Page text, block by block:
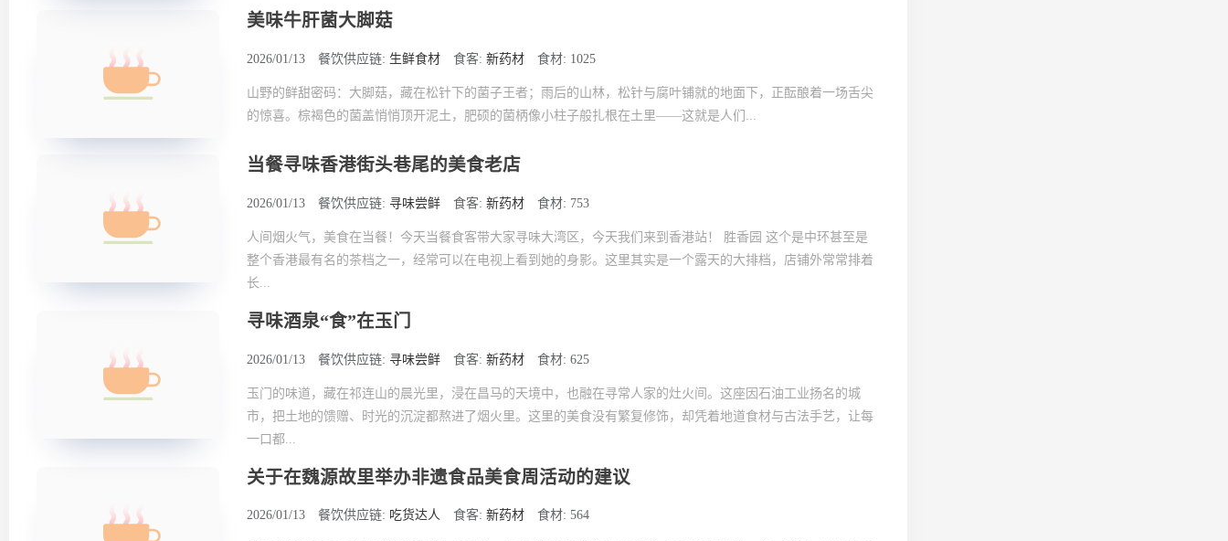
美味牛肝菌大脚菇
2026/01/13 餐饮供应链: 生鲜食材 食客: 新药材 食材: 1025
山野的鲜甜密码：大脚菇，藏在松针下的菌子王者；雨后的山林，松针与腐叶铺就的地面下，正酝酿着一场舌尖
的惊喜。棕褐色的菌盖悄悄顶开泥土，肥硕的菌柄像小柱子般扎根在土里——这就是人们...
当餐寻味香港街头巷尾的美食老店
2026/01/13 餐饮供应链: 寻味尝鲜 食客: 新药材 食材: 753
人间烟火气，美食在当餐！今天当餐食客带大家寻味大湾区，今天我们来到香港站！ 胜香园 这个是中环甚至是
整个香港最有名的茶档之一，经常可以在电视上看到她的身影。这里其实是一个露天的大排档，店铺外常常排着
长...
寻味酒泉“食”在玉门
2026/01/13 餐饮供应链: 寻味尝鲜 食客: 新药材 食材: 625
玉门的味道，藏在祁连山的晨光里，浸在昌马的天境中，也融在寻常人家的灶火间。这座因石油工业扬名的城
市，把土地的馈赠、时光的沉淀都熬进了烟火里。这里的美食没有繁复修饰，却凭着地道食材与古法手艺，让每
一口都...
关于在魏源故里举办非遗食品美食周活动的建议
2026/01/13 餐饮供应链: 吃货达人 食客: 新药材 食材: 564